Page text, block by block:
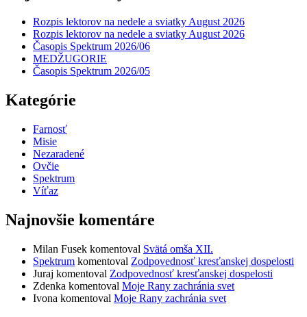
Rozpis lektorov na nedele a sviatky August 2026
Rozpis lektorov na nedele a sviatky August 2026
Časopis Spektrum 2026/06
MEDŽUGORIE
Časopis Spektrum 2026/05
Kategórie
Farnosť
Misie
Nezaradené
Ovčie
Spektrum
Víťaz
Najnovšie komentáre
Milan Fusek komentoval Svätá omša XII.
Spektrum komentoval Zodpovednosť kresťanskej dospelosti
Juraj komentoval Zodpovednosť kresťanskej dospelosti
Zdenka komentoval Moje Rany zachránia svet
Ivona komentoval Moje Rany zachránia svet